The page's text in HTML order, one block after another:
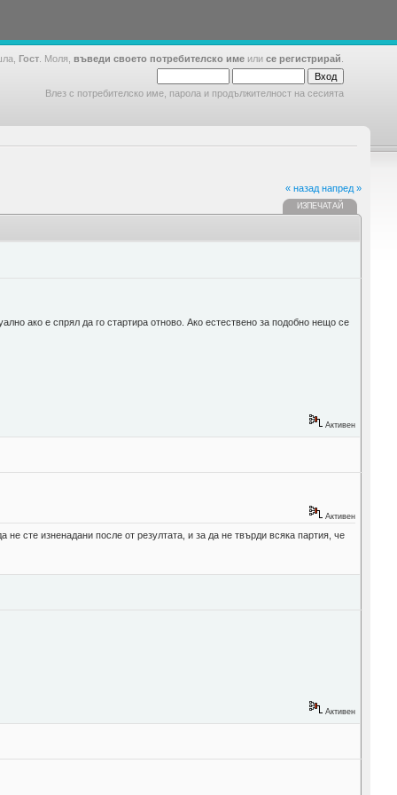
Гост . Моля, въведи своето потребителско име или се регистрирай
Влез с потребителско име, парола и продължителност на сесията
« назад напред »
ИЗПЕЧАТАЙ
ако е спрял да го стартира отново. Ако естествено за подобно нещо се
Активен
Активен
сте изненадани после от резултата, и за да не твърди всяка партия, че
Активен